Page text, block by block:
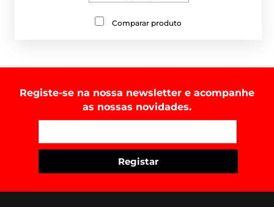
Comparar produto
Registe-se na nossa newsletter e acompanhe
as nossas novidades.